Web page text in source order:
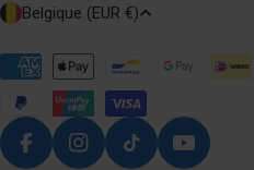
P
/
R
Belgique (EUR €)
Modes
paiement
FacebookInstagram
TikTok YouTube